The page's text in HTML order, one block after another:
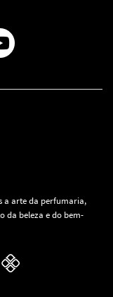
a arte da perfumaria,
da beleza e do bem-